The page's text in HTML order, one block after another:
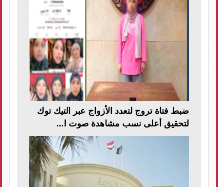
ضبط فتاة تروج لتعدد الأزواج عبر التيك توك
لتحقيق أعلى نسب مشاهدة صوت ا...